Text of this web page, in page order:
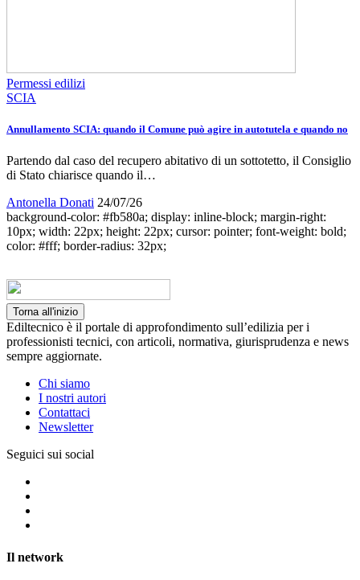
Permessi edilizi
SCIA
Annullamento SCIA: quando il Comune può agire in autotutela e quando no
Partendo dal caso del recupero abitativo di un sottotetto, il Consiglio
di Stato chiarisce quando il…
Antonella Donati 24/07/26
background-color: #fb580a; display: inline-block; margin-right:
10px; width: 22px; height: 22px; cursor: pointer; font-weight: bold;
color: #fff; border-radius: 32px;
Torna all'inizio
Ediltecnico è il portale di approfondimento sull’edilizia per i
professionisti tecnici, con articoli, normativa, giurisprudenza e news
sempre aggiornate.
Chi siamo
I nostri autori
Contattaci
Newsletter
Seguici sui social
Il network